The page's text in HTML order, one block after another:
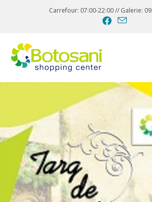
Carrefour: 07:00-22:00 // Galerie: